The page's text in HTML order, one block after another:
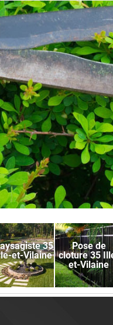
35
et-Vilaine
Pose de
cloture 35
et-Vilaine